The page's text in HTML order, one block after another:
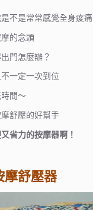
是不是常常感覺全身痠痛
的念頭
門怎麼辦？
一定一次到位
間～
舒壓的好幫手
省力的按摩器啊！
摩舒壓器